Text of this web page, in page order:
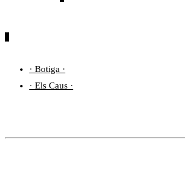
· Botiga ·
· Els Caus ·